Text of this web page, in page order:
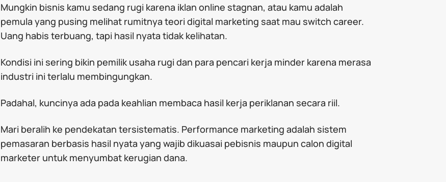
Mungkin bisnis kamu sedang rugi karena iklan online stagnan, atau kamu adalah
pemula yang pusing melihat rumitnya teori digital marketing saat mau switch career.
Uang habis terbuang, tapi hasil nyata tidak kelihatan.
Kondisi ini sering bikin pemilik usaha rugi dan para pencari kerja minder karena merasa
industri ini terlalu membingungkan.
Padahal, kuncinya ada pada keahlian membaca hasil kerja periklanan secara riil.
Mari beralih ke pendekatan tersistematis. Performance marketing adalah sistem
pemasaran berbasis hasil nyata yang wajib dikuasai pebisnis maupun calon digital
marketer untuk menyumbat kerugian dana.